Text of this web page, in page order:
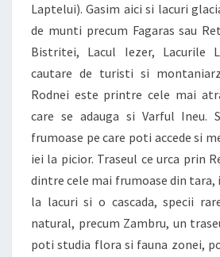
Laptelui). Gasim aici si lacuri
de munti precum Fagaras sau
Bistritei, Lacul Iezer, Lacurile
cautare de turisti si
Rodnei este printre cele mai
care se adauga si Varful Ineu.
frumoase pe care poti accede si
iei la picior. Traseul ce urca prin
dintre cele mai frumoase din tara,
la lacuri si o cascada, specii
natural, precum Zambru, un
poti studia flora si fauna zonei,